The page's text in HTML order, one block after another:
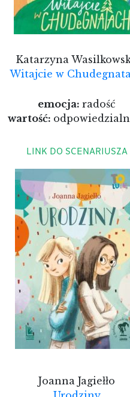
Katarzyna
Witajcie w
emocja: radość
wartość:
LINK DO SCENARIUSZA
Joanna Jagiełło